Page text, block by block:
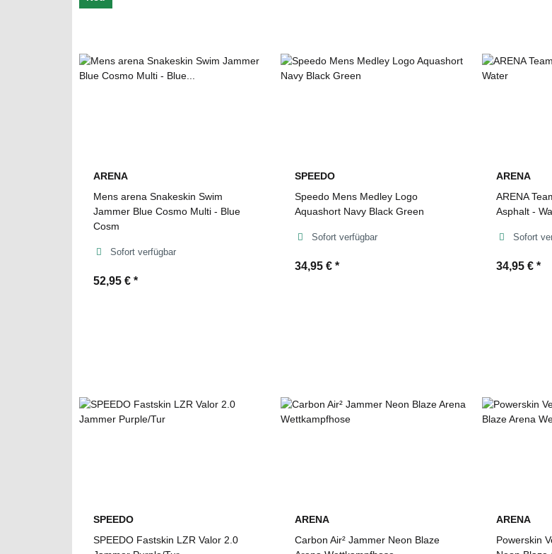
ARENA
Mens arena Snakeskin Swim
Jammer Blue Cosmo Multi - Blue
Cosm
Sofort verfügbar
52,95 € *
SPEEDO
Speedo Mens Medley Logo
Aquashort Navy Black Green
Sofort verfügbar
34,95 € *
ARENA
ARENA
Asphalt -
Sofort
34,95 € *
SPEEDO
SPEEDO Fastskin LZR Valor 2.0
ARENA
Carbon Air² Jammer Neon Blaze
ARENA
Powerskin